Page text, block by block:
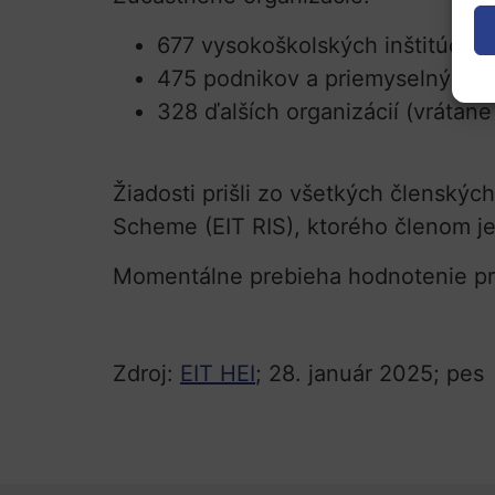
677 vysokoškolských inštitúcií,
475 podnikov a priemyselných
328 ďalších organizácií
Žiadosti prišli zo všetkých
Scheme (EIT RIS), ktorého členom
Momentálne prebieha hodnotenie
Zdroj: EIT HEI; 28. január 2025; pes